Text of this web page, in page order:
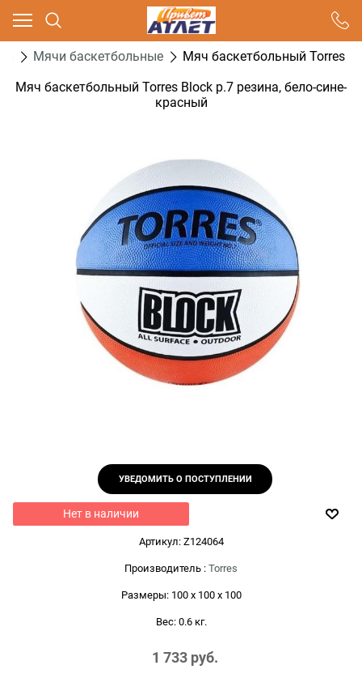
Мячи баскетбольные
Мяч баскетбольный Torres
Мяч баскетбольный Torres Block р.7 резина, бело-сине-
красный
УВЕДОМИТЬ О ПОСТУПЛЕНИИ
Нет в наличии
Артикул: Z124064
Производитель : Torres
Размеры: 100 x 100 x 100
Вес: 0.6кг.
1 733 руб.
Ваш город - Москва,
угадали?
ДА НЕТ